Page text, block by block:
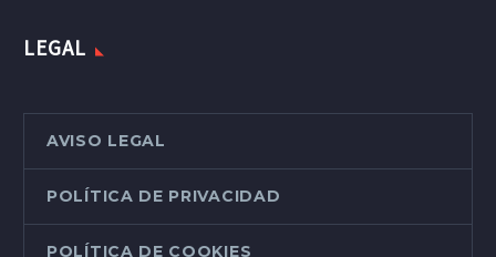
LEGAL
AVISO LEGAL
POLÍTICA DE PRIVACIDAD
POLÍTICA DE COOKIES